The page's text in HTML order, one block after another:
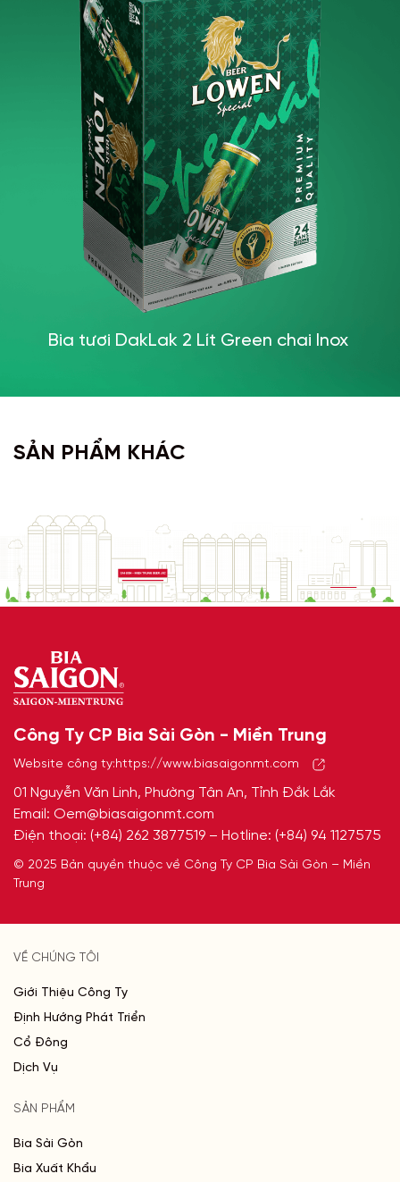
Bia tươi DakLak 2 Lít Green chai Inox
SẢN PHẨM KHÁC
Công Ty CP Bia Sài Gòn - Miền Trung
Website công ty:https://www.biasaigonmt.com
01 Nguyễn Văn Linh, Phường Tân An, Tỉnh Đắk Lắk
Email: Oem@biasaigonmt.com
Điện thoại: (+84) 262 3877519 – Hotline: (+84) 94 1127575
© 2025 Bản quyền thuộc về Công Ty CP Bia Sài Gòn – Miền
Trung
VỀ CHÚNG TÔI
Giới Thiệu Công Ty
Định Hướng Phát Triển
Cổ Đông
Dịch Vụ
SẢN PHẨM
Bia Sài Gòn
Bia Xuất Khẩu